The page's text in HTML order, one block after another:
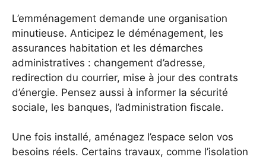
L’emménagement demande une organisation
minutieuse. Anticipez le déménagement, les
assurances habitation et les démarches
administratives : changement d’adresse,
redirection du courrier, mise à jour des contrats
d’énergie. Pensez aussi à informer la sécurité
sociale, les banques, l’administration fiscale.
Une fois installé, aménagez l’espace selon vos
besoins réels. Certains travaux, comme l’isolation